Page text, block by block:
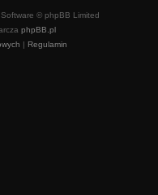
© phpBB Limited
phpBB.pl
| Regulamin